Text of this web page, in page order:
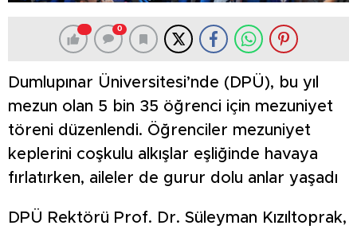
0
Dumlupınar Üniversitesi’nde (DPÜ), bu yıl
mezun olan 5 bin 35 öğrenci için mezuniyet
töreni düzenlendi. Öğrenciler mezuniyet
keplerini coşkulu alkışlar eşliğinde havaya
fırlatırken, aileler de gurur dolu anlar yaşadı
DPÜ Rektörü Prof. Dr. Süleyman Kızıltoprak,